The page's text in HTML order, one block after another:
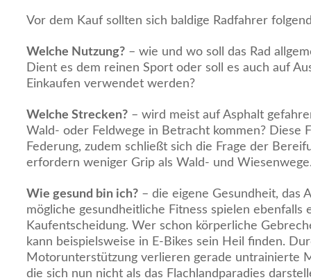
Vor dem Kauf sollten sich baldige Radfahrer
Welche Nutzung? – wie und wo soll das Rad
Dient es dem reinen Sport oder soll es auch auf
Einkaufen verwendet werden?
Welche Strecken? – wird meist auf Asphalt
Wald- oder Feldwege in Betracht kommen? Diese
Federung, zudem schließt sich die Frage der
erfordern weniger Grip als Wald- und
Wie gesund bin ich? – die eigene Gesundheit, das
mögliche gesundheitliche Fitness spielen ebenfalls
Kaufentscheidung. Wer schon körperliche
kann beispielsweise in E-Bikes sein Heil finden.
Motorunterstützung verlieren gerade untrainierte
die sich nun nicht als das Flachlandparadies